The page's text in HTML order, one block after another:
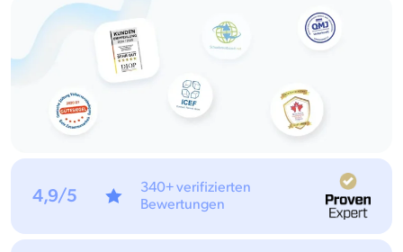
4,9/5
340+ verifizierten
Bewertungen